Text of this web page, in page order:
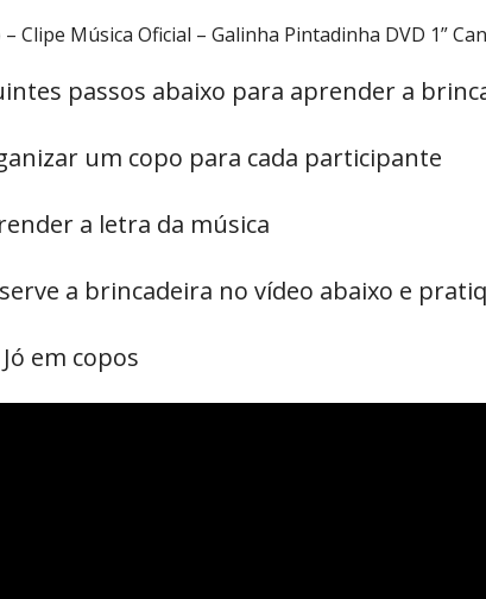
– Clipe Música Oficial – Galinha Pintadinha DVD 1”
passos abaixo para aprender a
um copo para cada participante
a letra da música
a brincadeira no vídeo abaixo e
em copos